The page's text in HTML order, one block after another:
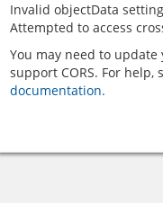
Invalid objectData
Attempted to access
You may need to
support CORS. For help,
documentation.